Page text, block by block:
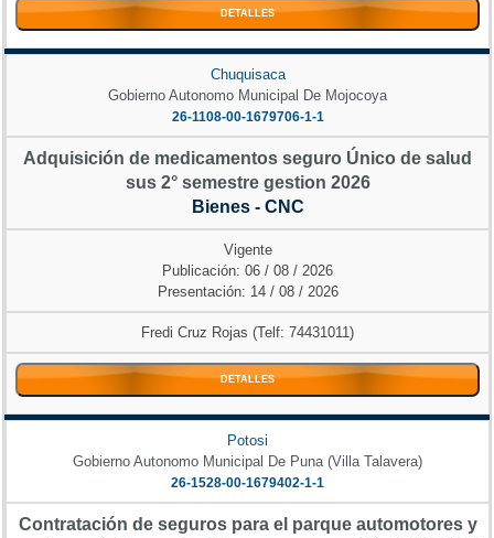
DETALLES
Chuquisaca
Gobierno Autonomo Municipal De Mojocoya
26-1108-00-1679706-1-1
Adquisición de medicamentos seguro Único de salud
sus 2° semestre gestion 2026
Bienes - CNC
Vigente
Publicación: 06 / 08 / 2026
Presentación: 14 / 08 / 2026
Fredi Cruz Rojas (Telf: 74431011)
DETALLES
Potosi
Gobierno Autonomo Municipal De Puna (Villa Talavera)
26-1528-00-1679402-1-1
Contratación de seguros para el parque automotores y